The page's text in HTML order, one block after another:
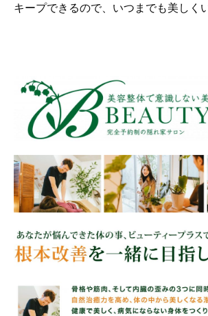
キープできるので、いつまでも美しく